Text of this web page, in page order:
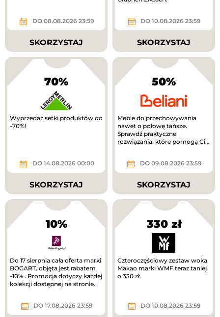
DO 08.08.2026 23:59
SKORZYSTAJ
DO 10.08.2026 23:59
SKORZYSTAJ
70%
Wyprzedaż setki produktów do
-70%!
DO 14.08.2026 00:00
SKORZYSTAJ
50%
Meble do przechowywania
nawet o połowę tańsze.
Sprawdź praktyczne
rozwiązania, które pomogą Ci
DO 09.08.2026 23:59
SKORZYSTAJ
10%
Do 17 sierpnia cała oferta marki
BOGART. objęta jest rabatem
-10% . Promocja dotyczy każdej
kolekcji dostępnej na stronie.
DO 17.08.2026 23:59
330 zł
Czteroczęściowy zestaw woka
Makao marki WMF teraz taniej
o 330 zł.
DO 10.08.2026 23:59